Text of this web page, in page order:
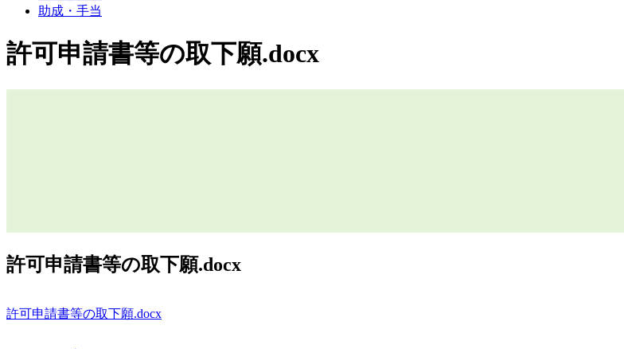
助成・手当
許可申請書等の取下願.docx
許可申請書等の取下願.docx
許可申請書等の取下願.docx